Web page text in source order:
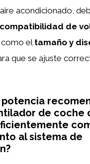
acondicionado,
de
como el tamaño y
que se ajuste
potencia
de coche
al sistema de